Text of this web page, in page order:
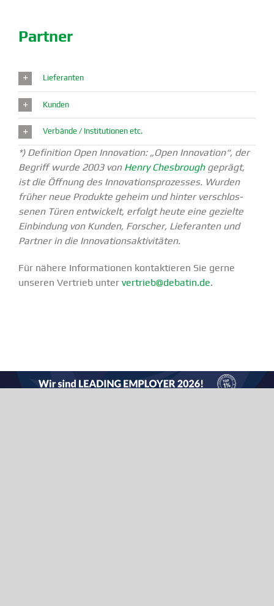
Partner
Liefe­ranten
Kunden
Verbände / Insti­tu­tionen etc.
*) Definition Open Innovation: „Open Innovation“, der
Begriff wurde 2003 von Henry Chesb­roughgeprägt,
ist die Öffnung des Innova­ti­ons­pro­zesses. Wurden
früher neue Produkte geheim und hinter verschlos­
senen Türen entwi­ckelt, erfolgt heute eine gezielte
Einbindung von Kunden, Forscher, Liefe­ranten und
Partner in die Innova­ti­ons­ak­ti­vi­täten.
Für nähere Infor­ma­tionen kontak­tieren Sie gerne
unseren Vertrieb unter vertrieb@debatin.de.